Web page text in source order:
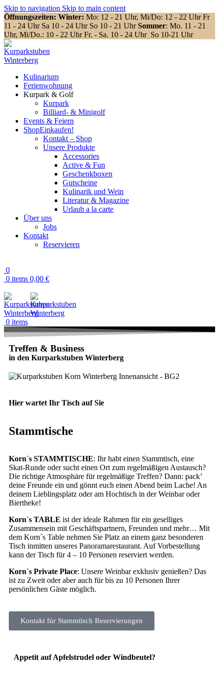
Skip to navigation Skip to main content
Öffnungszeiten: Winter: Mo: 12 - 21 Uhr, Mi/Do: 12 - 22 Uhr Fr
11 - 24 Uhr Sa 10 - 24 Uhr So 10 - 21 UhrSommer: Mo. 11 - 21
Uhr, Mi/Do.: 10 - 22 Uhr Fr. - Sa. 10 - 24 Uhr So 10-21 Uhr
Kulinarium
Ferienwohnung
Kurpark & Golf
Kurpark
Billiard- & Minigolf
Events & Feiern
ShopEinkaufen!
Kontakt – Shop
Unsere Produkte
Accessories
Active & Fun
Geschenkboxen
Gutscheine
Kulinarik und Wein
Literatur & Magazine
Urlaub a la carte
Über uns
Jobs
Kontakt
Reservieren
0
0 items 0,00 €
0 items
Treffen & Business
in den Kurparkstuben Winterberg
Hier wartet Ihr Tisch auf Sie
Stammtische
Korn´s STAMMTISCHE: Ihr habt einen Stammtisch, eine
Skat-Runde oder sucht einen Ort zum regelmäßigen Austausch?
Die richtige Atmosphäre für regelmäßige Treffen? Dann: pack’
deine Freunde ein und gönnt euch einen Abend beim Lache! An
deinem Lieblingsplatz oder am Hochtisch in der Weinbar oder
Biertheke!
Korn´s TABLE ist der ideale Rahmen für ein geselliges
Zusammensein mit Geschäftspartnern, Freunden und mehr… Mit
dem Korn´s Table nehmen Sie Platz an einem ganz besonderen
Tisch inmitten unseres Panoramarestaurant. Auf Vorbestellung
kann der Tisch für 4 – 10 Personen reserviert werden.
Korn´s Private Place: Unsere Weinbar exklusiv genießen? Das
ist zu Zweit oder aber auch für bis zu 10 Personen Ihrer
persönlichen Gäste möglich.
Kontakt für Stammtisch Reservierungen
Appetit auf Apfelstrudel oder Windbeutel?